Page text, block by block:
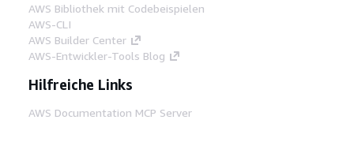
AWS Bibliothek mit Codebeispielen
AWS-CLI
AWS Builder Center
AWS-Entwickler-Tools Blog
Hilfreiche Links
AWS Documentation MCP Server